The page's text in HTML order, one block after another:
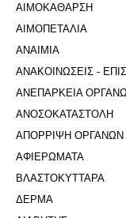
ΑΙΜΟΚΑΘΑΡΣΗ
ΑΙΜΟΠΕΤΑΛΙΑ
ΑΝΑΙΜΙΑ
ΑΝΑΚΟΙΝΩΣΕΙΣ -
ΑΝΕΠΑΡΚΕΙΑ
ΑΝΟΣΟΚΑΤΑΣΤΟΛΗ
ΑΠΟΡΡΙΨΗ ΟΡΓΑΝΩΝ
ΑΦΙΕΡΩΜΑΤΑ
ΒΛΑΣΤΟΚΥΤΤΑΡΑ
ΔΕΡΜΑ